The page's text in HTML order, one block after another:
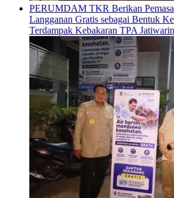
PERUMDAM TKR Berikan
Langganan Gratis sebagai Bentuk
Terdampak Kebakaran TPA